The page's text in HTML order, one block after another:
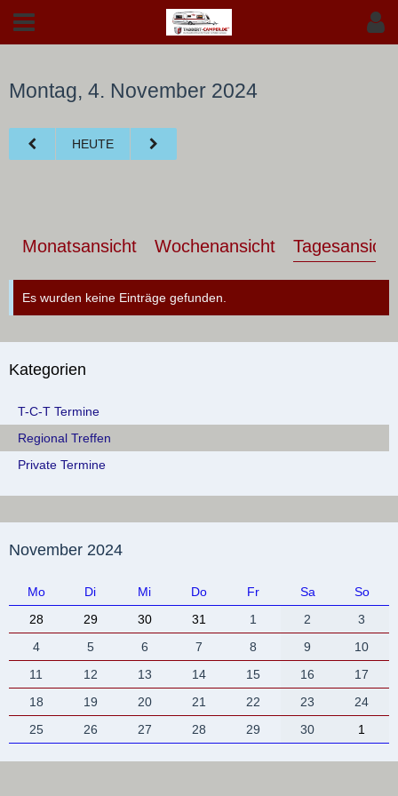
Montag, 4. November 2024
HEUTE
Monatsansicht Wochenansicht Tagesansicht
Es wurden keine Einträge gefunden.
Kategorien
T-C-T Termine
Regional Treffen
Private Termine
November 2024
Mo Di Mi Do Fr Sa
So
28
29 30 31 1 2
3
4
5 6 7 8 9
10
11
12 13 14 15 16
17
18
19 20 21 22 23
24
25
26 27 28 29 30 1